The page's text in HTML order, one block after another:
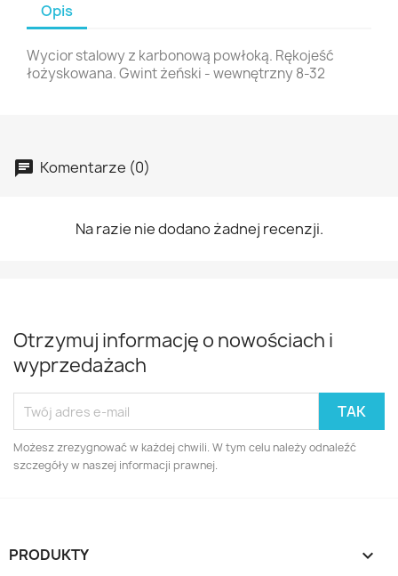
Opis
Wycior stalowy z karbonową powłoką. Rękojeść
łożyskowana. Gwint żeński - wewnętrzny 8-32
Komentarze (0)
Na razie nie dodano żadnej recenzji.
Otrzymuj informację o nowościach i
wyprzedażach
Możesz zrezygnować w każdej chwili. W tym celu należy odnaleźć
szczegóły w naszej informacji prawnej.
PRODUKTY 